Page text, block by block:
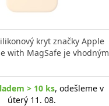
kryt značky Apple
with MagSafe je vhodným
> 10 ks, odešleme v
úterý 11. 08.